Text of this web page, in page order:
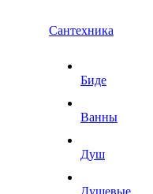
Сантехника
Биде
Ванны
Душ
Душевые